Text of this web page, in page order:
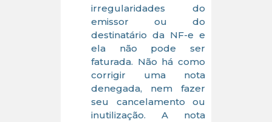
irregularidades do
emissor ou do
destinatário da NF-e e
ela não pode ser
faturada. Não há como
corrigir uma nota
denegada, nem fazer
seu cancelamento ou
inutilização. A nota